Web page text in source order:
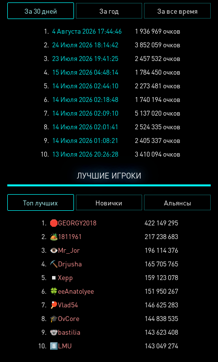
За 30 дней За год За все время
1. 4 Августа 2026 17:44:46
1 936 969 очков
2. 24 Июля 2026 18:14:42
3 852 059 очков
3. 23 Июля 2026 19:41:25
2 457 532 очков
4. 15 Июля 2026 04:48:14
1 784 450 очков
5. 14 Июля 2026 02:44:10
2 273 481 очков
6. 14 Июля 2026 02:18:48
1 740 194 очков
7. 14 Июля 2026 02:09:10
5 137 020 очков
8. 14 Июля 2026 02:01:41
2 524 335 очков
9. 14 Июля 2026 01:08:21
2 405 337 очков
10. 13 Июля 2026 20:26:28 3 410 094 очков
ЛУЧШИЕ ИГРОКИ
Топ лучших Новички Альянсы
1. 🛑GEORGY2018
422 149 295
2. 🏕️1811961
217 238 683
3. 👁️Mr_Jor
196 114 376
4. ⛏️ Drjusha
165 705 765
5.
◽ Xepp
159 123 078
6. 🍀eeAnatolyee
151 950 267
7.
🏓Vlad54
146 625 283
8. 🎓OvCore
144 838 535
9. 🐨bastilia
143 623 408
10. 8️⃣LMU 143 049 274